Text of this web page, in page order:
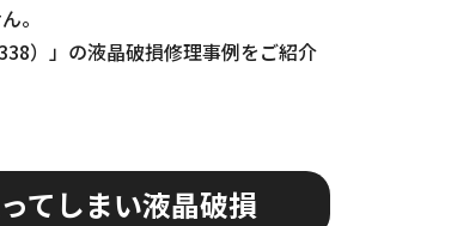
。
）」の液晶破損修理事例をご紹介
てしまい液晶破損